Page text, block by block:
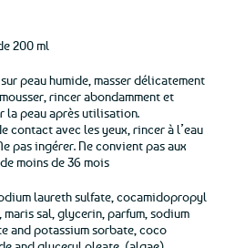
200 ml
peau humide, masser délicatement
rincer abondamment et
la peau après utilisation.
contact avec les yeux, rincer à l’eau
pas ingérer. Ne convient pas aux
moins de 36 mois
laureth sulfate, cocamidopropyl
maris sal, glycerin, parfum, sodium
and potassium sorbate, coco